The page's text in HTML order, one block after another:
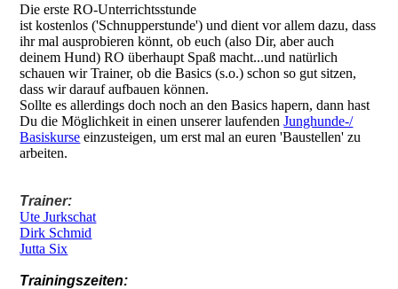
Die erste RO-Unterrichtsstunde
ist kostenlos ('Schnupperstunde') und dient vor allem dazu, dass
ihr mal ausprobieren könnt, ob euch (also Dir, aber auch
deinem Hund) RO überhaupt Spaß macht...und natürlich
schauen wir Trainer, ob die Basics (s.o.) schon so gut sitzen,
dass wir darauf aufbauen können.
Sollte es allerdings doch noch an den Basics hapern, dann hast
Du die Möglichkeit in einen unserer laufendenJunghunde-/
Basiskurse einzusteigen, um erst mal an euren 'Baustellen' zu
arbeiten.
Trainer:
Ute Jurkschat
Dirk Schmid
Jutta Six
Trainingszeiten: